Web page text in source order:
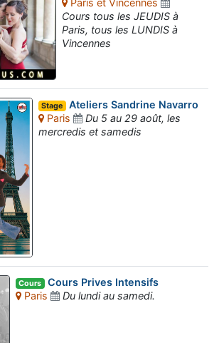
Paris et Vincennes
Cours tous les JEUDIS à
Paris, tous les LUNDIS à
Vincennes
Stage Ateliers Sandrine Navarro
Paris
Du 5 au 29 août, les
mercredis et samedis
Cours Cours Prives Intensifs
Paris
Du lundi au samedi.